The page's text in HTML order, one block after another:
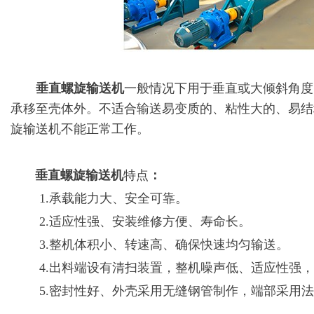
垂直螺旋输送机一般情况下用于垂直或大倾斜角
承移至壳体外。不适合输送易变质的、粘性大的、易
旋输送机不能正常工作。
垂直螺旋输送机特点 ：
1.承载能力大、安全可靠。
2.适应性强、安装维修方便、寿命长。
3.整机体积小、转速高、确保快速均匀输送。
4.出料端设有清扫装置，整机噪声低、适应性强
5.密封性好、外壳采用无缝钢管制作，端部采用法